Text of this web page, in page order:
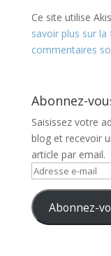
Ce site utilise
savoir plus sur
commentaires
Abonnez-
Saisissez votre
blog et recevoir
article par email.
Adresse
mail Abonnez-